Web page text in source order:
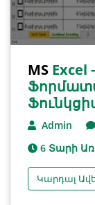
MS
Admin
6 Տարի
Կարդալ